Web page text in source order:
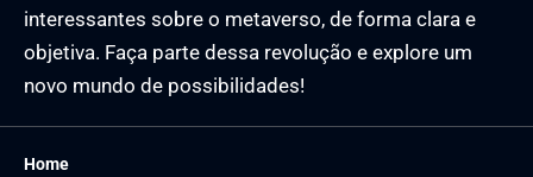
interessantes sobre o metaverso, de forma clara e
objetiva. Faça parte dessa revolução e explore um
novo mundo de possibilidades!
Home